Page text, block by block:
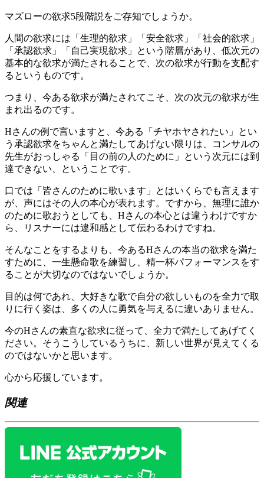
マズローの欲求5段階説をご存知でしょうか。
人間の欲求には「生理的欲求」「安全欲求」「社会的欲求」
「承認欲求」「自己実現欲求」という階層があり、低次元の
基本的な欲求が満たされることで、次の欲求が行動を支配す
るというものです。
つまり、今ある欲求が満たされてこそ、次の次元の欲求が生
まれ出るのです。
Hさんの例で言いますと、今ある「チヤホヤされたい」とい
う承認欲求をちゃんと満たしてあげない限りは、コンサルの
先生がおっしゃる「目の前の人のために」という次元には到
達できない、ということです。
口では「皆さんのために歌います」とはいくらでも言えます
が、声にはその人の本心が表れます。ですから、無理に誰か
のために歌おうとしても、Hさんの本心とは違うわけですか
ら、リスナーには違和感として伝わるわけですね。
そんなことをするよりも、今あるHさんの本当の欲求を満た
すために、一生懸命歌を練習し、精一杯パフォーマンスをす
ることが大切なのではないでしょうか。
目的は何であれ、大好きな歌で自分の欲しいものを全力で取
りに行く姿は、多くの人に勇気を与えるに違いありません。
今のHさんの素直な欲求に従って、全力で満たしてあげてく
ださい。そうこうしているうちに、新しい世界が見えてくる
のではないかと思います。
心から応援しています。
関連